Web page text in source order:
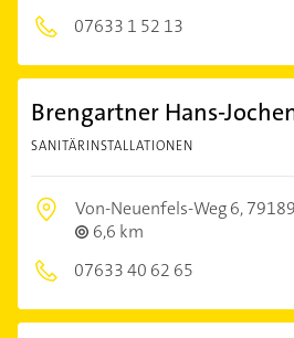
07633 1 52 13
Brengartner Hans-
SANITÄRINSTALLATIONEN
Von-Neuenfels-Weg 6,
6,6 km
07633 40 62 65